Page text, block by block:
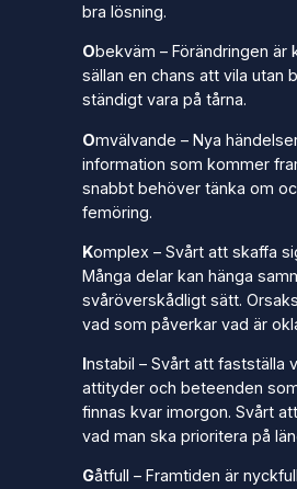
bra lösning.
Obekväm –Förändringen är
sällan en chans att vila utan
ständigt vara på tårna.
Omvälvande –Nya
information som kommer
snabbt behöver tänka om
femöring.
Komplex –Svårt att skaffa
Många delar kan hänga
svåröverskådligt sätt.
vad som påverkar vad är
Instabil –Svårt att fastställa
attityder och beteenden
finnas kvar imorgon. Svårt
vad man ska prioritera på
Gåtfull –Framtiden är